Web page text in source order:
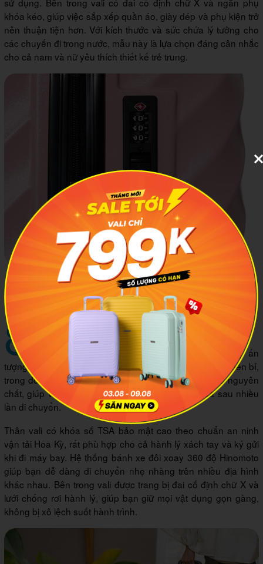
khóa kéo, giúp việc sắp xếp quần áo, giày dép và phụ kiện trở
nên thuận tiện hơn. Với kích thước và sức chứa lý tưởng cho
các chuyến đi trong nước, mẫu này là lựa chọn đáng cân nhắc
cho cả nam và nữ yêu thích thiết kế trẻ trung.
Vali Larita Weny MG1024 có khóa số TSA bảo mật vô
cùng chắc cắn
8 Vali Herschel Hardshell
Chiếc vali Herschel Heritage TM Hardshell gây ấn
tượng với chất liệu nhựa PC EcoSystem™ được tái chế bền bỉ,
trong đó 70 % PC đến từ vật liệu tái chế và 30 % PC nguyên
chất, giúp vali chịu va đập và độ bền cao ngay cả sau nhiều
lần di chuyển.
Thân vali có khóa số TSA bảo mật cao theo chuẩn an ninh
vận tải Hoa Kỳ, rất phù hợp cho cả hành lý xách tay và ký gửi
khi đi máy bay. Hệ thống bánh xe đôi xoay 360 độ Hinomoto
giúp bạn dễ dàng di chuyển nhẹ nhàng trên nhiều địa hình
khác nhau. Bên trong vali được trang bị đai cố định chữ X và
lưới chống rơi hành lý, giúp bạn giữ mọi vật dụng gọn gàng,
không bị xô lệch suốt hành trình.